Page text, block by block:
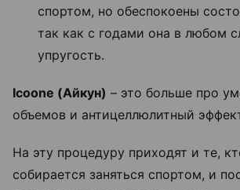
спортом, но обеспокоены
так как с годами она в любом
упругость.
Icoone (Айкун) – это больше про
объемов и антицеллюлитный
На эту процедуру приходят и те,
собирается заняться спортом, и